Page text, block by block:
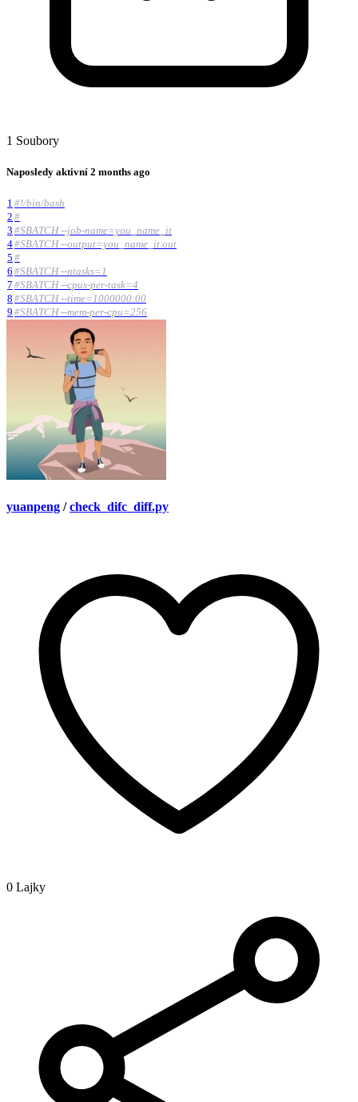
1 Soubory
Naposledy aktivní 2 months ago
1 #!/bin/bash
2 #
3 #SBATCH --job-name=you_name_it
4#SBATCH --output=you_name_it.out
5 #
6 #SBATCH --ntasks=1
7 #SBATCH --cpus-per-task=4
8 #SBATCH --time=1000000:00
9 #SBATCH --mem-per-cpu=256
yuanpeng / check_difc_diff.py
0 Lajky